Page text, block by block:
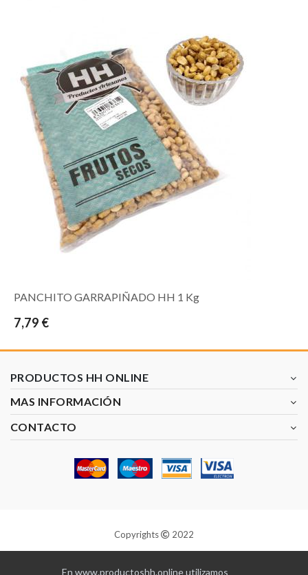
PANCHITO GARRAPIÑADO HH 1 Kg
7,79 €
PRODUCTOS HH ONLINE
MAS INFORMACIÓN
CONTACTO
Copyrights 2022
Diseñado y programado porGABALA
En www.productoshh.online utilizamos